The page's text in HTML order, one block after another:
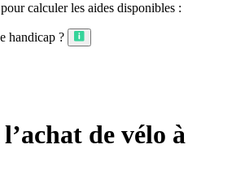
calculer les aides disponibles :
handicap ?
de vélo à